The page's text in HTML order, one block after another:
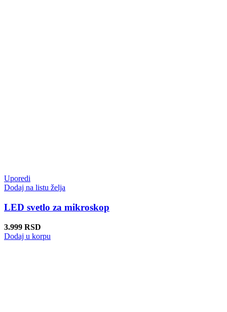
Uporedi
Dodaj na listu želja
LED svetlo za mikroskop
3.999 RSD
Dodaj u korpu